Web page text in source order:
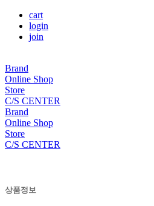
cart
login
join
Brand
Online Shop
Store
C/S CENTER
Brand
Online Shop
Store
C/S CENTER
상품정보